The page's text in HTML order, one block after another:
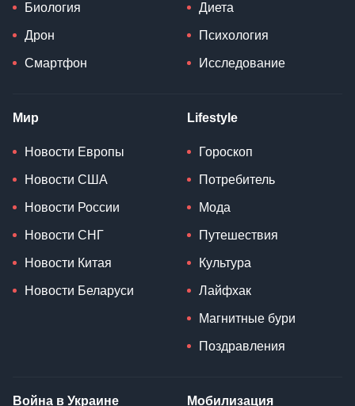
Биология
Дрон
Смартфон
Диета
Психология
Исследование
Мир
Новости Европы
Новости США
Новости России
Новости СНГ
Новости Китая
Новости Беларуси
Lifestyle
Гороскоп
Потребитель
Мода
Путешествия
Культура
Лайфхак
Магнитные бури
Поздравления
Война в Украине Мобилизация